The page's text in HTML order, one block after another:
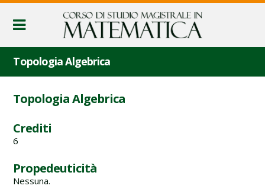
Topologia Algebrica
Topologia Algebrica
Crediti
6
Propedeuticità
Nessuna.